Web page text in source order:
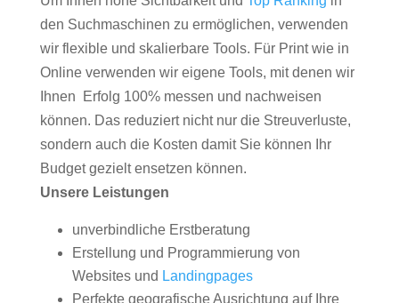
den Suchmaschinen zu ermöglichen, verwenden
wir flexible und skalierbare Tools. Für Print wie in
Online verwenden wir eigene Tools, mit denen wir
Ihnen Erfolg 100% messen und nachweisen
können. Das reduziert nicht nur die Streuverluste,
sondern auch die Kosten damit Sie können Ihr
Budget gezielt ensetzen können.
Unsere Leistungen
unverbindliche Erstberatung
Erstellung und Programmierung von
Websites und Landingpages
Perfekte geografische Ausrichtung auf Ihre